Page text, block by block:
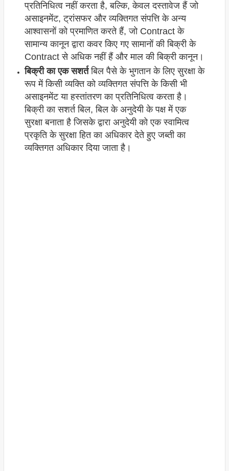
प्रतिनिधित्व नहीं करता है, बल्कि, केवल दस्तावेज हैं जो
असाइनमेंट, ट्रांसफर और व्यक्तिगत संपत्ति के अन्य
आश्वासनों को प्रमाणित करते हैं, जो Contract के
सामान्य कानून द्वारा कवर किए गए सामानों की बिक्री के
Contract से अधिक नहीं हैं और माल की बिक्री कानून।
बिक्री का एक सशर्तबिल पैसे के भुगतान के लिए सुरक्षा के
रूप में किसी व्यक्ति को व्यक्तिगत संपत्ति के किसी भी
असाइनमेंट या हस्तांतरण का प्रतिनिधित्व करता है।
बिक्री का सशर्त बिल, बिल के अनुदेयी के पक्ष में एक
सुरक्षा बनाता है जिसके द्वारा अनुदेयी को एक स्वामित्व
प्रकृति के सुरक्षा हित का अधिकार देते हुए जब्ती का
व्यक्तिगत अधिकार दिया जाता है।